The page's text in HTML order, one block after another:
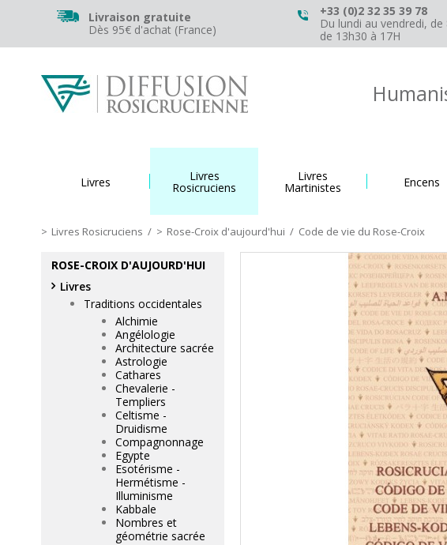
Livraison gratuite
Dès 95€ d'achat (France)
+33 (0)2 32 35 39 78
Du lundi au vendredi,
de 13h30 à 17H
Livres Livres
Rosicruciens
Livres
Martinistes Encens
Livres Rosicruciens / Rose-Croix d'aujourd'hui / Code de vie du Rose-Croix
ROSE-CROIX D'AUJOURD'HUI
Livres
Traditions occidentales
Alchimie
Angélologie
Architecture sacrée
Astrologie
Cathares
Chevalerie -
Templiers
Celtisme -
Druidisme
Compagnonnage
Egypte
Esotérisme -
Hermétisme -
Illuminisme
Kabbale
Nombres et
géométrie sacrée